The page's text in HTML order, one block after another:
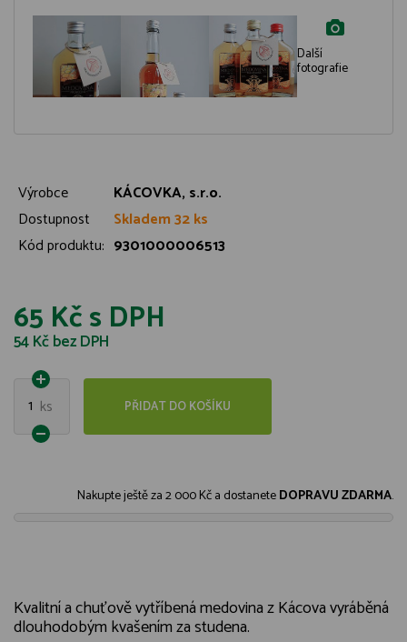
Další
fotografie
Výrobce
KÁCOVKA, s.r.o.
Dostupnost
Skladem 32 ks
Kód produktu: 9301000006513
65 Kčs DPH
54 Kčbez DPH
1 ks PŘIDAT DO KOŠÍKU
Nakupte ještě za2 000 Kča dostaneteDOPRAVU ZDARMA.
Kvalitní a chuťově vytříbená medovina z Kácova vyráběná
dlouhodobým kvašením za studena.